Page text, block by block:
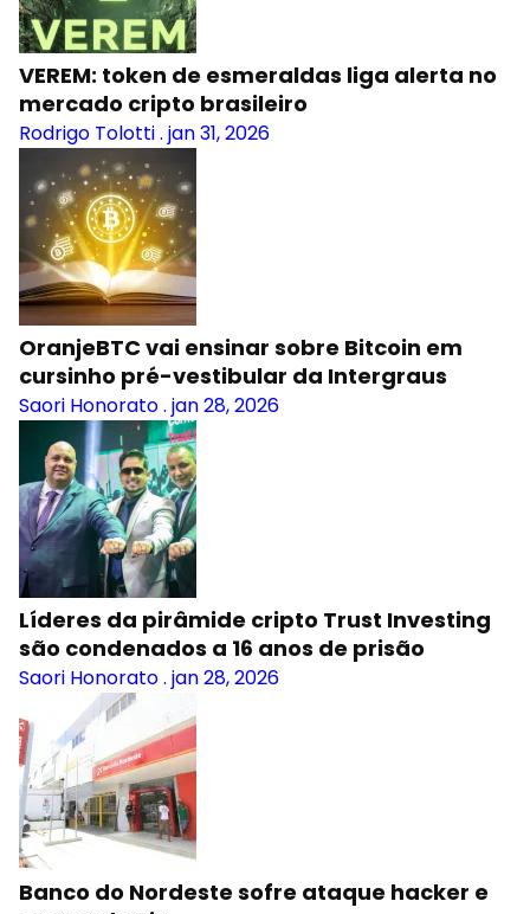
VEREM: token de esmeraldas liga alerta no
mercado cripto brasileiro
Rodrigo Tolotti. jan 31, 2026
OranjeBTC vai ensinar sobre Bitcoin em
cursinho pré-vestibular da Intergraus
Saori Honorato. jan 28, 2026
Líderes da pirâmide cripto Trust Investing
são condenados a 16 anos de prisão
Saori Honorato. jan 28, 2026
Banco do Nordeste sofre ataque hacker e